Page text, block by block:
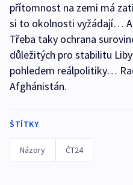
přítomnost na zemi má
si to okolnosti vyžádají…
Třeba taky ochrana
důležitých pro stabilitu
pohledem reálpolitiky…
Afghánistán.
ŠTÍTKY
Názory ČT24